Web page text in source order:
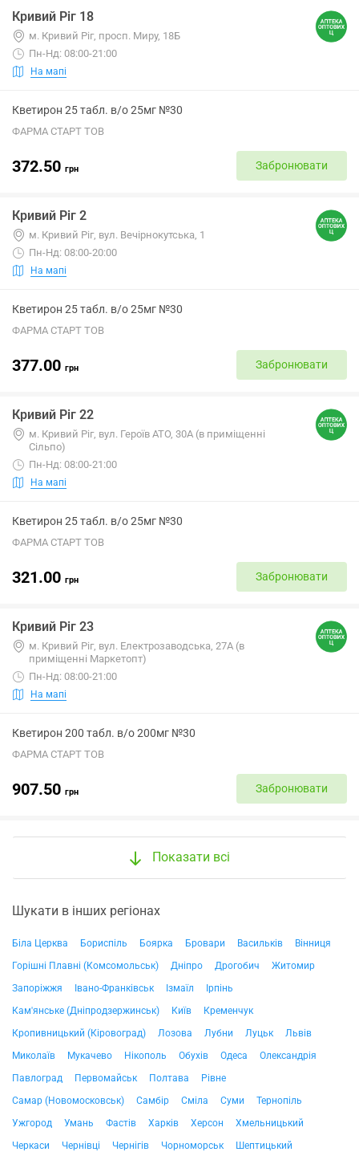
Кривий Ріг 18
м. Кривий Ріг, просп. Миру, 18Б
Пн-Нд: 08:00-21:00
На мапі
Кветирон 25 табл. в/о 25мг №30
ФАРМА СТАРТ ТОВ
372.50 грн Забронювати
Кривий Ріг 2
м. Кривий Ріг, вул. Вечірнокутська, 1
Пн-Нд: 08:00-20:00
На мапі
Кветирон 25 табл. в/о 25мг №30
ФАРМА СТАРТ ТОВ
377.00 грн Забронювати
Кривий Ріг 22
м. Кривий Ріг, вул. Героїв АТО, 30А (в приміщенні
Сільпо)
Пн-Нд: 08:00-21:00
На мапі
Кветирон 25 табл. в/о 25мг №30
ФАРМА СТАРТ ТОВ
321.00 грн Забронювати
Кривий Ріг 23
м. Кривий Ріг, вул. Електрозаводська, 27А (в
приміщенні Маркетопт)
Пн-Нд: 08:00-21:00
На мапі
Кветирон 200 табл. в/о 200мг №30
ФАРМА СТАРТ ТОВ
907.50 грн Забронювати
Показати всі
Шукати в інших регіонах
Біла Церква Бориспіль Боярка Бровари Васильків
Вінниця
Горішні Плавні (Комсомольськ)
Дніпро Дрогобич
Житомир
Запоріжжя
Івано-Франківськ Ізмаїл
Ірпінь
Кам'янське (Дніпродзержинськ)
Київ
Кременчук
Кропивницький (Кіровоград)
Лозова Лубни Луцьк
Львів
Миколаїв
Мукачево Нікополь Обухів Одеса
Олександрія
Павлоград
Первомайськ Полтава
Рівне
Самар (Новомосковськ)
Самбір Сміла Суми
Тернопіль
Ужгород
Умань Фастів Харків Херсон
Хмельницький
Черкаси
Чернівці Чернігів Чорноморськ Шептицький